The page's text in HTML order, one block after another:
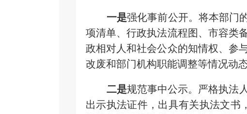
一是强化事前公开。将本部门
项清单、行政执法流程图、市容类
政相对人和社会公众的知情权、参
改废和部门机构职能调整等情况动态
二是规范事中公示。严格执法
出示执法证件，出具有关执法文书